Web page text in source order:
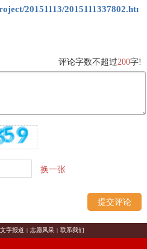
20151113/2015111337802.html
评论字数不超过200字!
换一张
文字报道 | 志愿风采 | 联系我们